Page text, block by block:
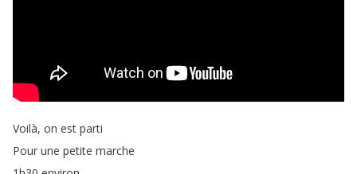
Voilà, on est parti
Pour une petite marche